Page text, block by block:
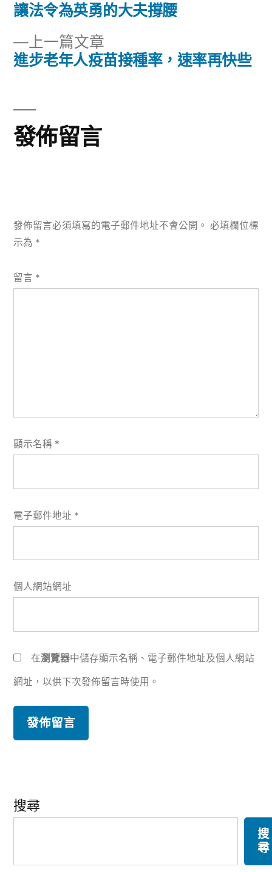
導
上一篇文章
一
進步老年人疫苗接種率，速率再快些
篇
讓法令為英勇的大夫撐腰
發佈留言
發佈留言必須填寫的電子郵件地址不會公開。 必填欄位標
示為 *
留言 *
顯示名稱 *
電子郵件地址 *
個人網站網址
在瀏覽器中儲存顯示名稱、電子郵件地址及個人網站
網址，以供下次發佈留言時使用。
搜尋
搜
尋